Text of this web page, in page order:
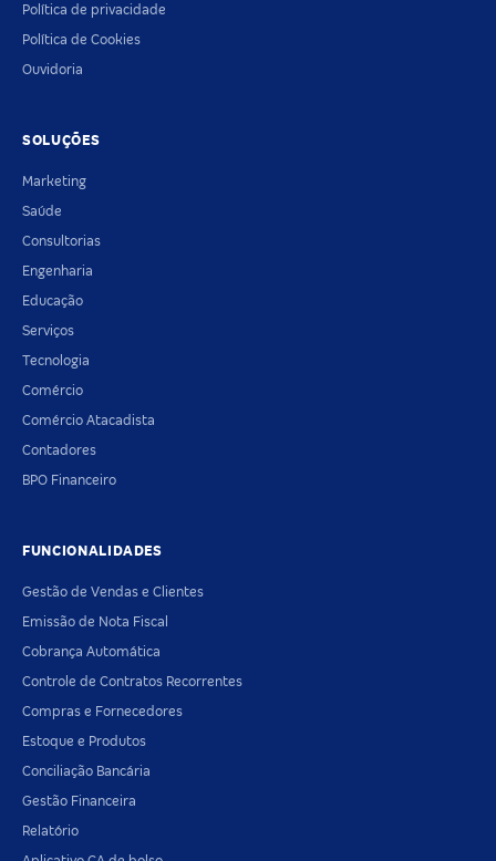
Política de privacidade
Política de Cookies
Ouvidoria
SOLUÇÕES
Marketing
Saúde
Consultorias
Engenharia
Educação
Serviços
Tecnologia
Comércio
Comércio Atacadista
Contadores
BPO Financeiro
FUNCIONALIDADES
Gestão de Vendas e Clientes
Emissão de Nota Fiscal
Cobrança Automática
Controle de Contratos Recorrentes
Compras e Fornecedores
Estoque e Produtos
Conciliação Bancária
Gestão Financeira
Relatório